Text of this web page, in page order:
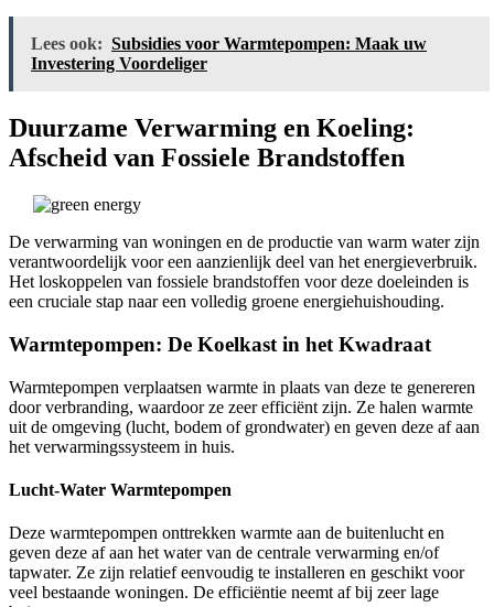
Lees ook: Subsidies voor Warmtepompen: Maak uw
Investering Voordeliger
Duurzame Verwarming en Koeling:
Afscheid van Fossiele Brandstoffen
De verwarming van woningen en de productie van warm water zijn
verantwoordelijk voor een aanzienlijk deel van het energieverbruik.
Het loskoppelen van fossiele brandstoffen voor deze doeleinden is
een cruciale stap naar een volledig groene energiehuishouding.
Warmtepompen: De Koelkast in het Kwadraat
Warmtepompen verplaatsen warmte in plaats van deze te genereren
door verbranding, waardoor ze zeer efficiënt zijn. Ze halen warmte
uit de omgeving (lucht, bodem of grondwater) en geven deze af aan
het verwarmingssysteem in huis.
Lucht-Water Warmtepompen
Deze warmtepompen onttrekken warmte aan de buitenlucht en
geven deze af aan het water van de centrale verwarming en/of
tapwater. Ze zijn relatief eenvoudig te installeren en geschikt voor
veel bestaande woningen. De efficiëntie neemt af bij zeer lage